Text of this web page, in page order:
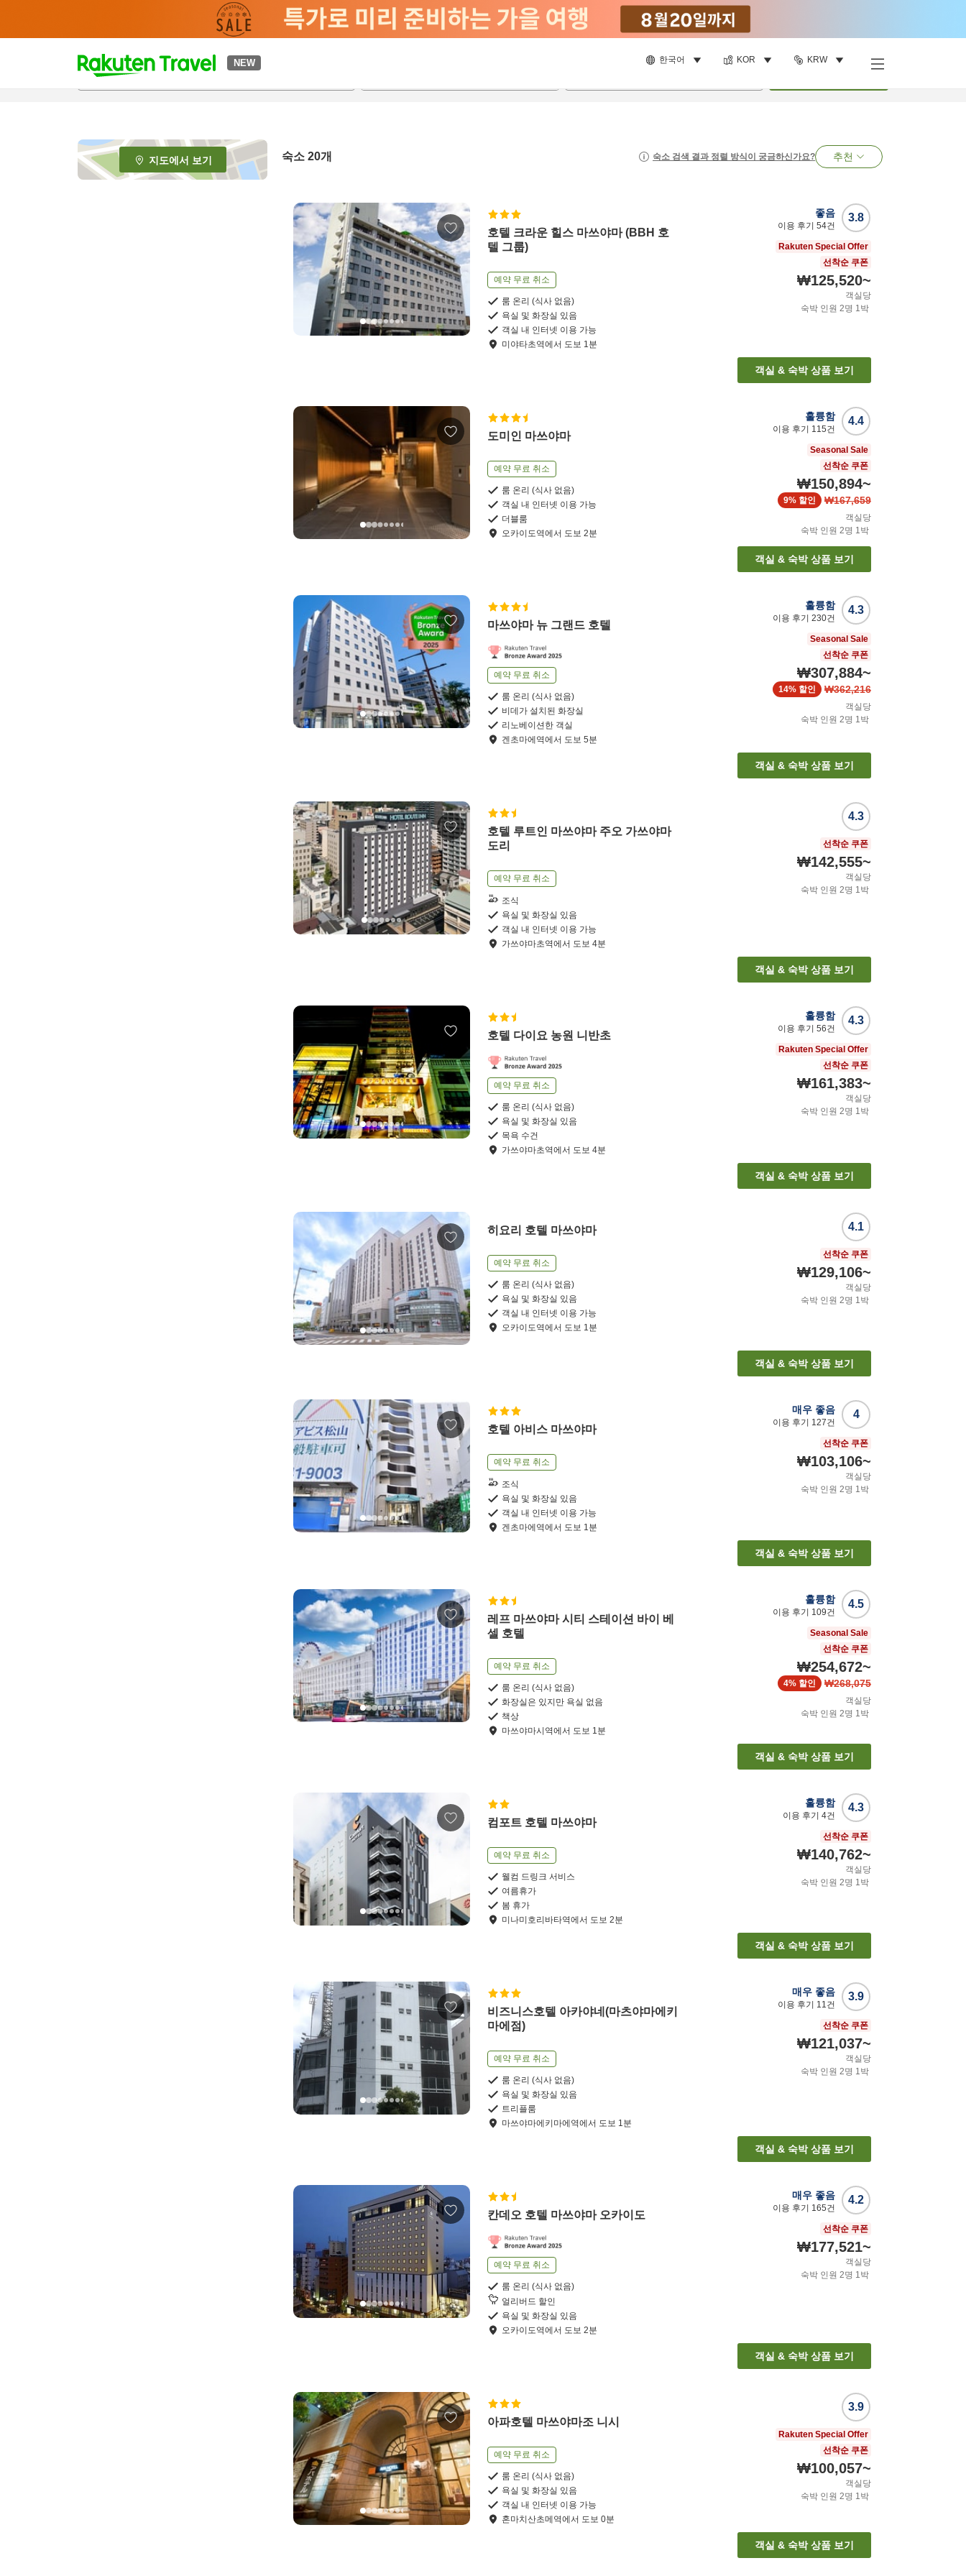
NEW 한국어 KOR KRW
t
p
e
_
s
지도에서 보기 숙소 20개 숙소 검색 결과 정렬 방식이 궁금하신가요? 추천
호텔 크라운 힐스 마쓰야마 (BBH 호
텔 그룹)
예약 무료 취소
룸 온리 (식사 없음)
욕실 및 화장실 있음
객실 내 인터넷 이용 가능
미야타초역에서 도보 1분
3.8
좋음
이용 후기 54건
Rakuten Special Offer
선착순 쿠폰
₩125,520~
객실당
숙박 인원 2명 1박
객실 & 숙박 상품 보기
도미인 마쓰야마
예약 무료 취소
룸 온리 (식사 없음)
객실 내 인터넷 이용 가능
더블룸
오카이도역에서 도보 2분
4.4
훌륭함
이용 후기 115건
Seasonal Sale
선착순 쿠폰
₩150,894~
₩167,659
9% 할인
객실당
숙박 인원 2명 1박
객실 & 숙박 상품 보기
마쓰야마 뉴 그랜드 호텔
예약 무료 취소
룸 온리 (식사 없음)
비데가 설치된 화장실
리노베이션한 객실
겐초마에역에서 도보 5분
4.3
훌륭함
이용 후기 230건
Seasonal Sale
선착순 쿠폰
₩307,884~
₩362,216
14% 할인
객실당
숙박 인원 2명 1박
객실 & 숙박 상품 보기
호텔 루트인 마쓰야마 주오 가쓰야마
도리
예약 무료 취소
조식
욕실 및 화장실 있음
객실 내 인터넷 이용 가능
가쓰야마초역에서 도보 4분
4.3
선착순 쿠폰
₩142,555~
객실당
숙박 인원 2명 1박
객실 & 숙박 상품 보기
호텔 다이요 농원 니반초
예약 무료 취소
룸 온리 (식사 없음)
욕실 및 화장실 있음
목욕 수건
가쓰야마초역에서 도보 4분
4.3
훌륭함
이용 후기 56건
Rakuten Special Offer
선착순 쿠폰
₩161,383~
객실당
숙박 인원 2명 1박
객실 & 숙박 상품 보기
히요리 호텔 마쓰야마
예약 무료 취소
룸 온리 (식사 없음)
욕실 및 화장실 있음
객실 내 인터넷 이용 가능
오카이도역에서 도보 1분
4.1
선착순 쿠폰
₩129,106~
객실당
숙박 인원 2명 1박
객실 & 숙박 상품 보기
호텔 아비스 마쓰야마
예약 무료 취소
조식
욕실 및 화장실 있음
객실 내 인터넷 이용 가능
겐초마에역에서 도보 1분
4
매우 좋음
이용 후기 127건
선착순 쿠폰
₩103,106~
객실당
숙박 인원 2명 1박
객실 & 숙박 상품 보기
레프 마쓰야마 시티 스테이션 바이 베
셀 호텔
예약 무료 취소
룸 온리 (식사 없음)
화장실은 있지만 욕실 없음
책상
마쓰야마시역에서 도보 1분
4.5
훌륭함
이용 후기 109건
Seasonal Sale
선착순 쿠폰
₩254,672~
₩268,075
4% 할인
객실당
숙박 인원 2명 1박
객실 & 숙박 상품 보기
컴포트 호텔 마쓰야마
예약 무료 취소
웰컴 드링크 서비스
여름휴가
봄 휴가
미나미호리바타역에서 도보 2분
4.3
훌륭함
이용 후기 4건
선착순 쿠폰
₩140,762~
객실당
숙박 인원 2명 1박
객실 & 숙박 상품 보기
비즈니스호텔 아카야네(마츠야마에키
마에점)
예약 무료 취소
룸 온리 (식사 없음)
욕실 및 화장실 있음
트리플룸
마쓰야마에키마에역에서 도보 1분
3.9
매우 좋음
이용 후기 11건
선착순 쿠폰
₩121,037~
객실당
숙박 인원 2명 1박
객실 & 숙박 상품 보기
칸데오 호텔 마쓰야마 오카이도
예약 무료 취소
룸 온리 (식사 없음)
얼리버드 할인
욕실 및 화장실 있음
오카이도역에서 도보 2분
4.2
매우 좋음
이용 후기 165건
선착순 쿠폰
₩177,521~
객실당
숙박 인원 2명 1박
객실 & 숙박 상품 보기
아파호텔 마쓰야마조 니시
예약 무료 취소
룸 온리 (식사 없음)
욕실 및 화장실 있음
객실 내 인터넷 이용 가능
혼마치산초메역에서 도보 0분
3.9
Rakuten Special Offer
선착순 쿠폰
₩100,057~
객실당
숙박 인원 2명 1박
객실 & 숙박 상품 보기